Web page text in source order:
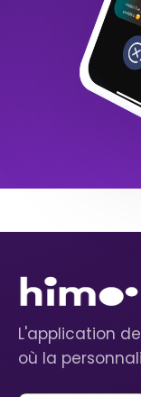
L'application
où la